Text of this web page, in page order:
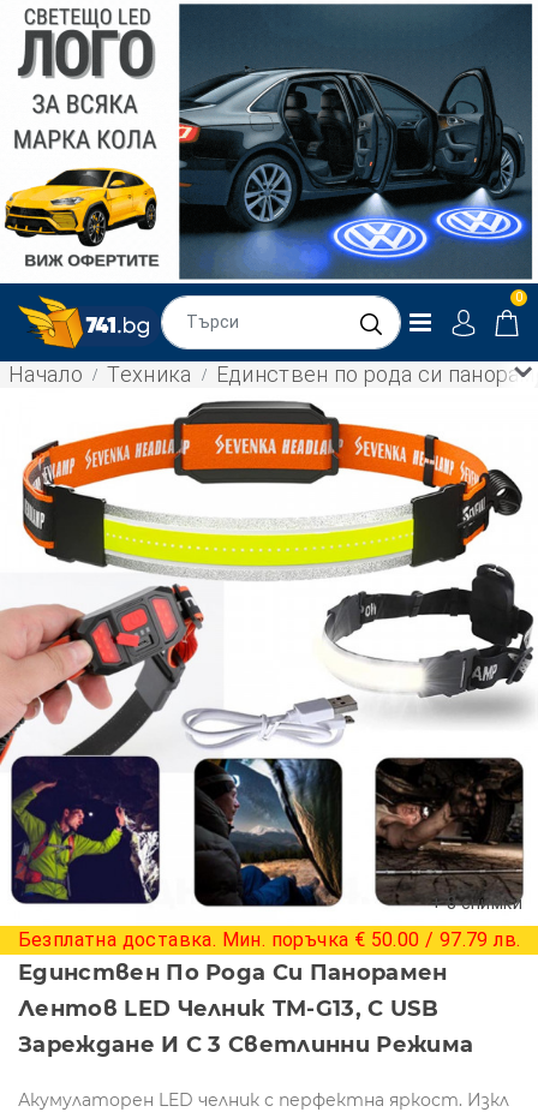
0
Начало Техника Единствен по рода си
+ 8 снимки
Безплатна доставка. Мин. поръчка € 50.00 / 97.79 лв.
Единствен По Рода Си Панорамен
Лентов LED Челник TM-G13, С USB
Зареждане И С 3 Светлинни Режима
Акумулаторен LED челник с перфектна яркост. Изкл